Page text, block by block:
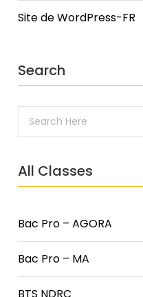
Site de WordPress-FR
Search
All Classes
Bac Pro – AGORA
Bac Pro – MA